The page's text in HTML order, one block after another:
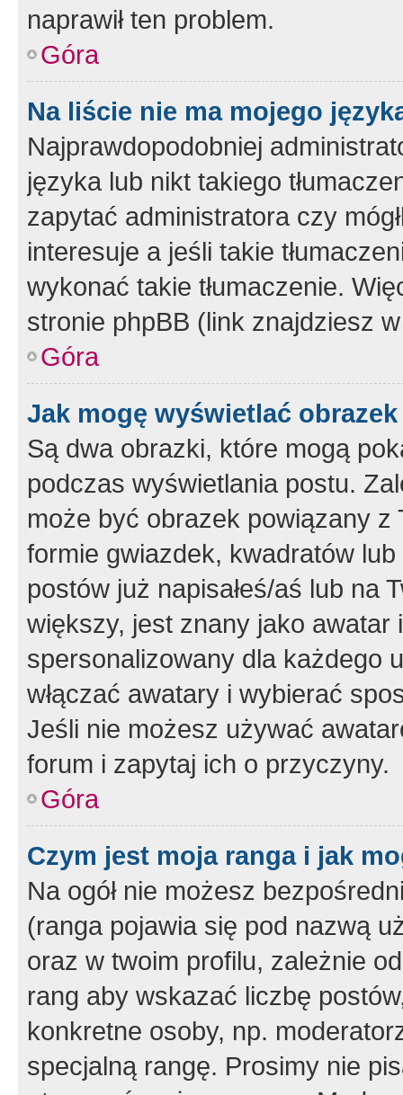
naprawił ten problem.
Góra
Na liście nie ma mojego
Najprawdopodobniej
języka lub nikt takiego
zapytać administratora czy
interesuje a jeśli takie
wykonać takie tłumaczenie.
stronie phpBB (link znajdziesz
Góra
Jak mogę wyświetlać
Są dwa obrazki, które mogą
podczas wyświetlania postu.
może być obrazek powiązany z
formie gwiazdek, kwadratów
postów już napisałeś/aś lub na
większy, jest znany jako
spersonalizowany dla każdego
włączać awatary i wybierać
Jeśli nie możesz używać
forum i zapytaj ich o przyczyny.
Góra
Czym jest moja ranga i jak
Na ogół nie możesz
(ranga pojawia się pod nazwą
oraz w twoim profilu, zależnie
rang aby wskazać liczbę
konkretne osoby, np.
specjalną rangę. Prosimy nie